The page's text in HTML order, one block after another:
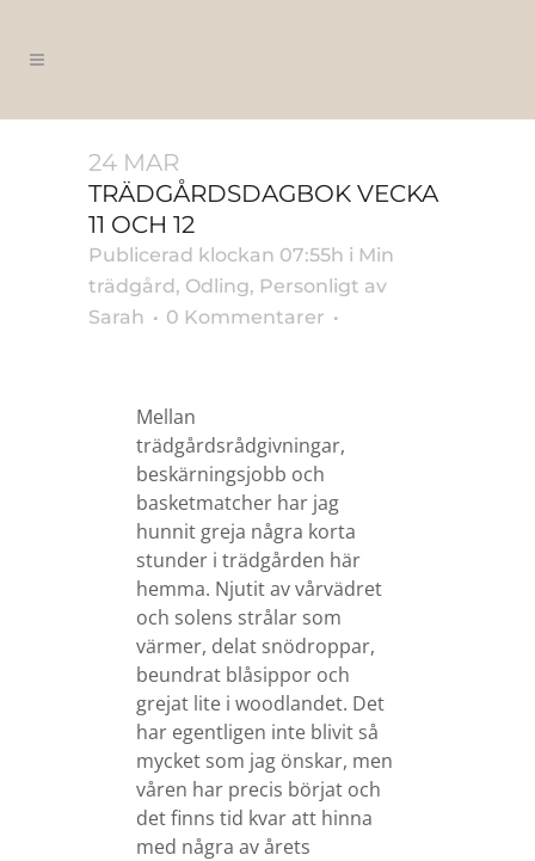
24 MAR
TRÄDGÅRDSDAGBOK VECKA
11 OCH 12
Publicerad klockan 07:55h i Min
trädgård, Odling, Personligt av
Sarah
0 Kommentarer
Mellan
trädgårdsrådgivningar,
beskärningsjobb och
basketmatcher har jag
hunnit greja några korta
stunder i trädgården här
hemma. Njutit av vårvädret
och solens strålar som
värmer, delat snödroppar,
beundrat blåsippor och
grejat lite i woodlandet. Det
har egentligen inte blivit så
mycket som jag önskar, men
våren har precis börjat och
det finns tid kvar att hinna
med några av årets